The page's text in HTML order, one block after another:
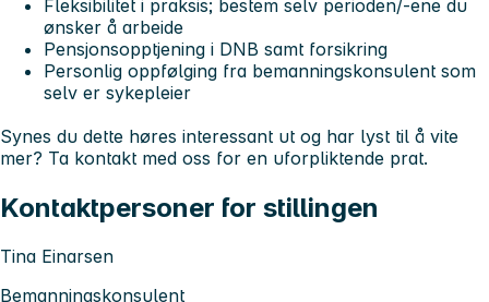
Fleksibilitet i praksis; bestem selv perioden/-ene du
ønsker å arbeide
Pensjonsopptjening i DNB samt forsikring
Personlig oppfølging fra bemanningskonsulent som
selv er sykepleier
Synes du dette høres interessant ut og har lyst til å vite
mer? Ta kontakt med oss for en uforpliktende prat.
Kontaktpersoner for stillingen
Tina Einarsen
Bemanningskonsulent